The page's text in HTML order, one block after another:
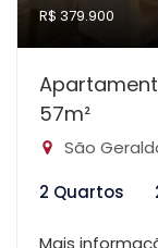
R$ 379.900
57m²
São
2 Quartos
Mais